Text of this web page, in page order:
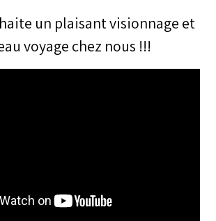
un plaisant visionnage et
voyage chez nous !!!